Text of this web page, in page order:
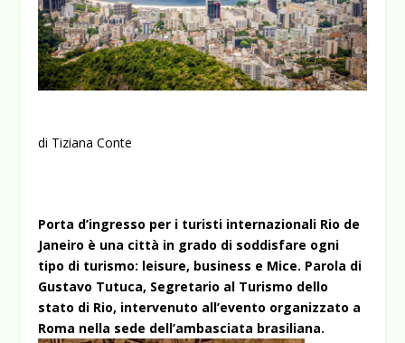
di Tiziana Conte
Porta d’ingresso per i turisti internazionali Rio de
Janeiro è una città in grado di soddisfare ogni
tipo di turismo: leisure, business e Mice. Parola di
Gustavo Tutuca, Segretario al Turismo dello
stato di Rio, intervenuto all’evento organizzato a
Roma nella sede dell’ambasciata brasiliana.